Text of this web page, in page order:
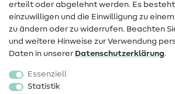
Beliebt
Stoffe
Sale
erteilt oder abgelehnt werden. Es
einzuwilligen und die Einwilligung zu
zu ändern oder zu widerrufen. Beachten
und weitere Hinweise zur Verwendung
Daten in unserer Daten­schutz­erklärung.
Essenziell
Statistik